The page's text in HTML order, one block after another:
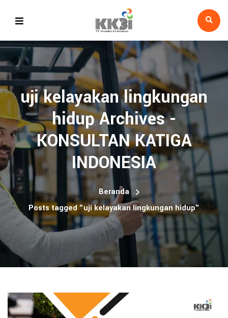
uji kelayakan lingkungan
hidup Archives -
KONSULTAN KATIGA
INDONESIA
Beranda
Posts tagged "uji kelayakan lingkungan hidup"